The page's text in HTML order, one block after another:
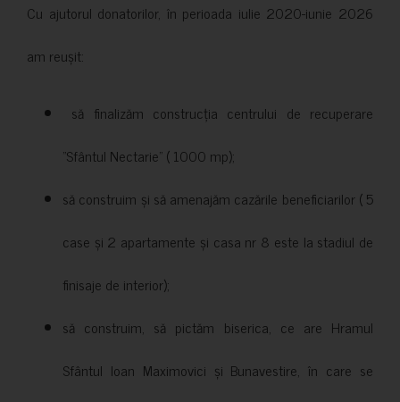
Cu ajutorul donatorilor, în perioada iulie 2020-iunie 2026
am reușit:
să finalizăm construcția centrului de recuperare
”Sfântul Nectarie” ( 1000 mp);
să construim și să amenajăm cazările beneficiarilor ( 5
case și 2 apartamente și casa nr 8 este la stadiul de
finisaje de interior);
să construim, să pictăm biserica, ce are Hramul
Sfântul Ioan Maximovici și Bunavestire, în care se